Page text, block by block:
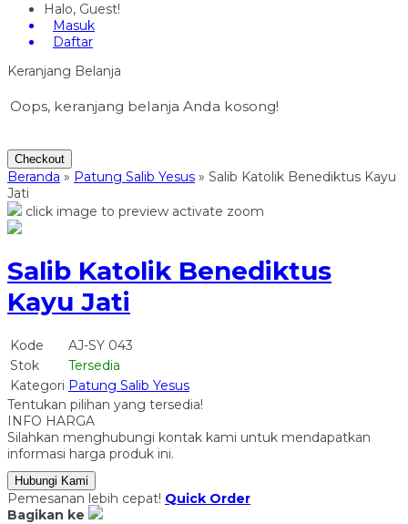
Halo, Guest!
Masuk
Daftar
Keranjang Belanja
Oops, keranjang belanja Anda kosong!
Checkout
Beranda » Patung Salib Yesus » Salib Katolik Benediktus Kayu
Jati
click image to preview activate zoom
Salib Katolik Benediktus
Kayu Jati
Kode
AJ-SY 043
Stok
Tersedia
Kategori Patung Salib Yesus
Tentukan pilihan yang tersedia!
INFO HARGA
Silahkan menghubungi kontak kami untuk mendapatkan
informasi harga produk ini.
Hubungi Kami
Pemesanan lebih cepat! Quick Order
Bagikan ke